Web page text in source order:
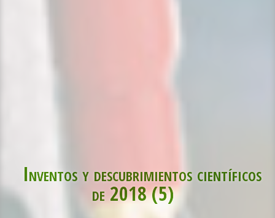
Inventos y descubrimientos científicos
de 2018 (5)